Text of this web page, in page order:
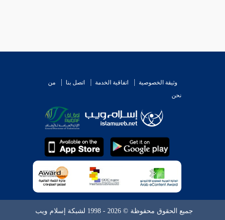
وثيقة الخصوصية اتفاقية الخدمة اتصل بنا
من
نحن
جميع الحقوق محفوظة © 2026 - 1998 لشبكة إسلام ويب